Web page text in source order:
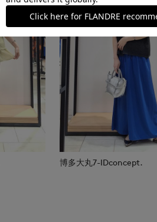
博多大丸7-IDconcept.